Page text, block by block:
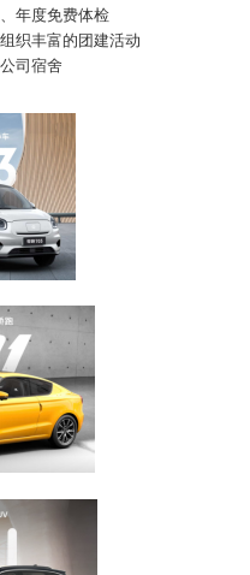
年度免费体检
织丰富的团建活动
司宿舍